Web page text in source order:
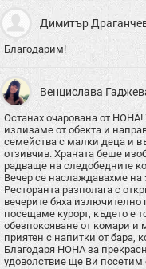
Димитър
Благодарим!
Венцислава
Останах очарована от
излизаме от обекта и
семейства с малки деца и
отзивчив. Храната беше
радваще на следобедните
Вечер се наслаждавахме
Ресторанта разполага с
вечерите бяха
посещаме курорт, където е
обезпокояване от комари
приятен с напитки от бара,
Благодаря НОНА за
удоволствие ще Ви посетим